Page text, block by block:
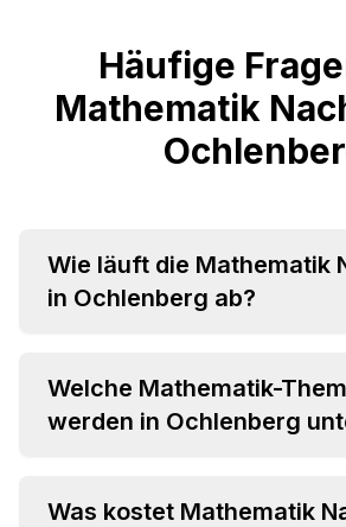
Häufige
Mathematik
Wie läuft die Mathematik
in Ochlenberg ab?
Welche Mathematik-
werden in Ochlenberg
Was kostet Mathematik